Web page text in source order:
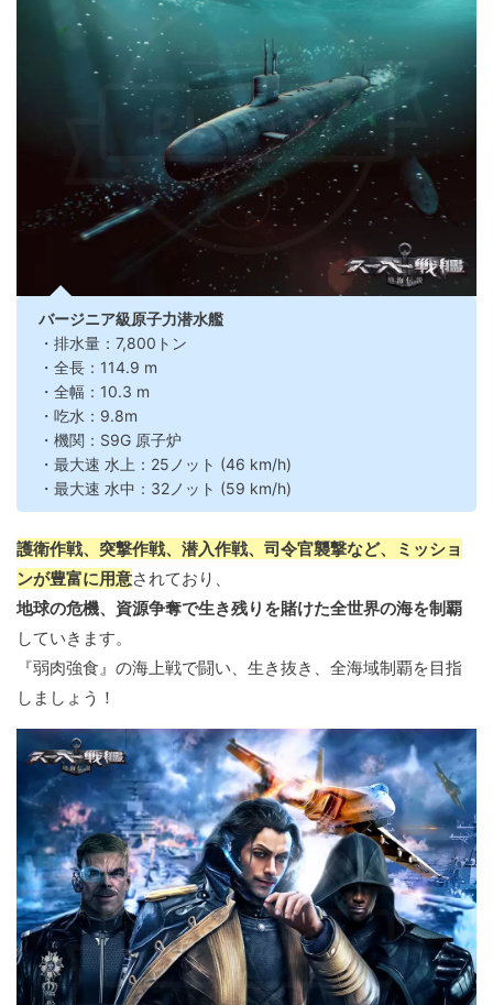
バージニア級原子力潜水艦
・排水量：7,800トン
・全長：114.9 m
・全幅：10.3 m
・吃水：9.8m
・機関：S9G 原子炉
・最大速 水上：25ノット (46 km/h)
・最大速 水中：32ノット (59 km/h)
護衛作戦、突撃作戦、潜入作戦、司令官襲撃など、ミッショ
ンが豊富に用意されており、
地球の危機、資源争奪で生き残りを賭けた全世界の海を制覇
していきます。
『弱肉強食』の海上戦で闘い、生き抜き、全海域制覇を目指
しましょう！